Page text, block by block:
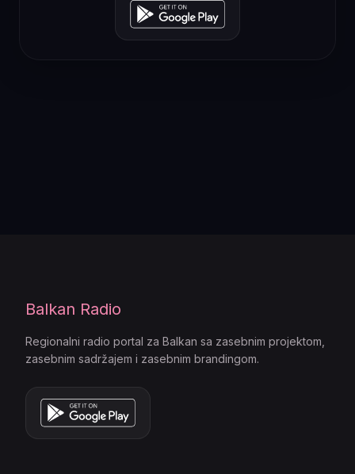
Balkan Radio
Regionalni radio portal za Balkan sa zasebnim projektom,
zasebnim sadržajem i zasebnim brandingom.